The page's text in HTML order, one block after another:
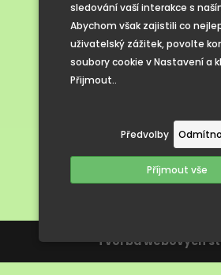
sledování vaší interakce s
Abychom však zajistili co
uživatelský zážitek, povolte
soubory cookie v Nastavení a
Přijmout..
Předvolby
Příjmout vše
3
Tvorba webových